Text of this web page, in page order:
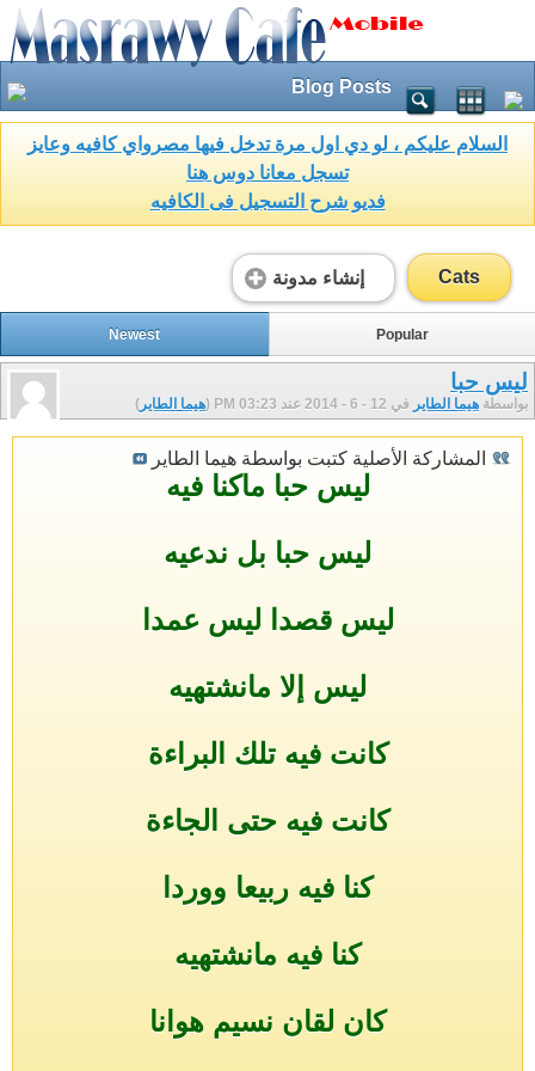
Blog Posts
السلام عليكم ، لو دي اول مرة تدخل فيها مصرواي كافيه وعايز
تسجل معانا دوس هنا
فديو شرح التسجيل فى الكافيه
إنشاء مدونة Cats
Newest Popular
ليس حبا
بواسطة هيما الطاير في 12 - 6 - 2014 عند 03:23 PM ( هيما الطاير )
المشاركة الأصلية كتبت بواسطة هيما الطاير
ليس حبا ماكنا فيه
ليس حبا بل ندعيه
ليس قصدا ليس عمدا
ليس إلا مانشتهيه
كانت فيه تلك البراءة
كانت فيه حتى الجاءة
كنا فيه ربيعا ووردا
كنا فيه مانشتهيه
كان لقان نسيم هوانا